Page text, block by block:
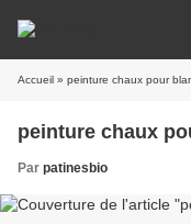
Accueil » peinture chaux pour
peinture chaux
Par patinesbio